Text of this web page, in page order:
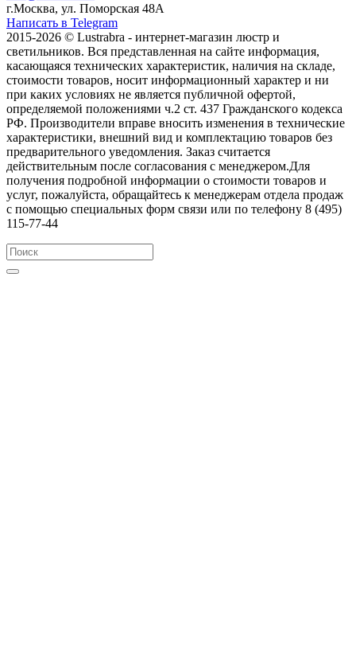
г.Москва, ул. Поморская 48А
Написать в Telegram
2015-2026 © Lustrabra - интернет-магазин люстр и
светильников. Вся представленная на сайте информация,
касающаяся технических характеристик, наличия на складе,
стоимости товаров, носит информационный характер и ни
при каких условиях не является публичной офертой,
определяемой положениями ч.2 ст. 437 Гражданского кодекса
РФ. Производители вправе вносить изменения в технические
характеристики, внешний вид и комплектацию товаров без
предварительного уведомления. Заказ считается
действительным после согласования с менеджером.Для
получения подробной информации о стоимости товаров и
услуг, пожалуйста, обращайтесь к менеджерам отдела продаж
с помощью специальных форм связи или по телефону 8 (495)
115-77-44